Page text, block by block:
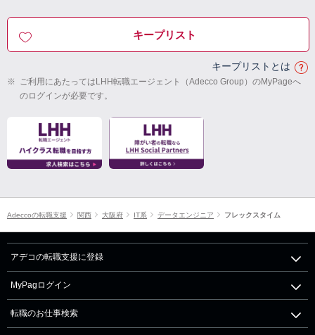
キープリスト
キープリストとは
※ ご利用にあたってはLHH転職エージェント（Adecco Group）のMyPageへ
のログインが必要です。
Adeccoの転職支援 関西 大阪府 IT系 データエンジニア フレックスタイム
アデコの転職支援に登録
MyPagログイン
転職のお仕事検索